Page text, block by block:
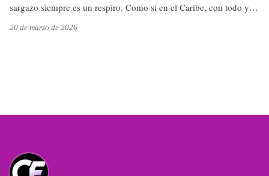
sargazo siempre es un respiro. Como si en el Caribe, con todo y el
20 de marzo de 2026